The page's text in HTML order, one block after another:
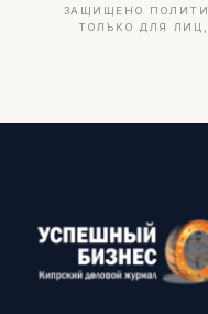
ЗАЩИЩЕНО
ТОЛЬКО ДЛЯ